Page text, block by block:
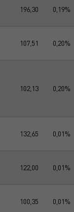
196,30 0,19%
107,51 0,20%
102,13 0,20%
132,65 0,01%
122,00 0,01%
100,35 0,01%